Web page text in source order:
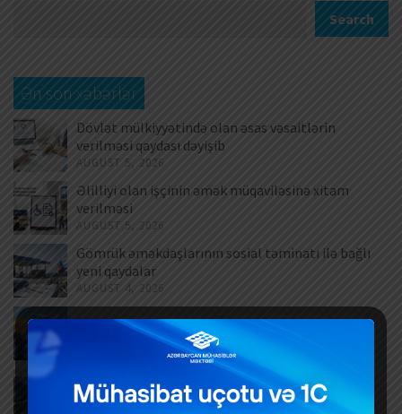
Search
Ən son xəbərlər
Dövlət mülkiyyətində olan əsas vəsaitlərin
verilməsi qaydası dəyişib
AUGUST 5, 2026
Əlilliyi olan işçinin əmək müqaviləsinə xitam
verilməsi
AUGUST 5, 2026
Gömrük əməkdaşlarının sosial təminatı ilə bağlı
yeni qaydalar
AUGUST 4, 2026
Beynəlxalq daşıma xidmətləri üzrə dəyişikliklər
AUGUST 4, 2026
Sahibkarlara göstərilən xidmətlərin çox hissəsi
elektronlaşdırılıb